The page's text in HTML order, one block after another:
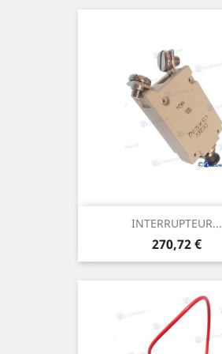
INTERRUPTEUR...
Prix
270,72 €